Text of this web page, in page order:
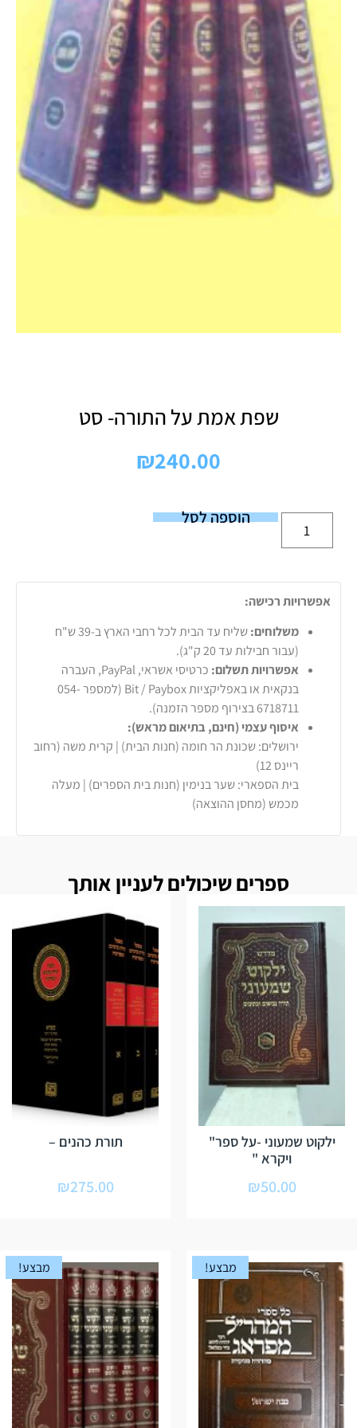
שפת אמת על התורה- סט
₪240.00
הוספה לסל
אפשרויות רכישה:
משלוחים:
שליח עד הבית לכל רחבי הארץ ב-39 ש"ח
(עבור חבילות עד 20 ק"ג).
אפשרויות תשלום:
כרטיסי אשראי, PayPal, העברה
בנקאית או באפליקציות Bit / Paybox (למספר 054-
6718711 בצירוף מספר הזמנה).
איסוף עצמי (חינם, בתיאום מראש):
ירושלים: שכונת הר חומה (חנות הבית) | קרית משה (רחוב
ריינס 12)
בית הספארי: שער בנימין (חנות בית הספרים) | מעלה
מכמש (מחסן ההוצאה)
ספרים שיכולים לעניין אותך
ילקוט שמעוני -על ספר"
ויקרא "
₪50.00
תורת כהנים –
₪275.00
מבצע! מבצע!